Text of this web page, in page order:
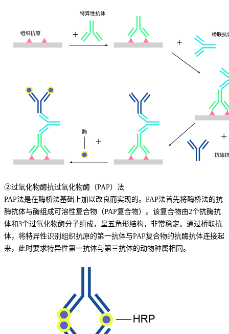
②过氧化物酶抗过氧化物酶（PAP）法
PAP法是在酶桥法基础上加以改良而实现的。PAP法首先将酶桥法的抗
酶抗体与酶组成可溶性复合物（PAP复合物）。该复合物由2个抗酶抗
体和3个过氧化物酶分子组成，呈五角形结构，非常稳定。通过桥联抗
体，将特异性识别组织抗原的第一抗体与PAP复合物的抗酶抗体连接起
来，此时要求特异性第一抗体与第三抗体的动物种属相同。